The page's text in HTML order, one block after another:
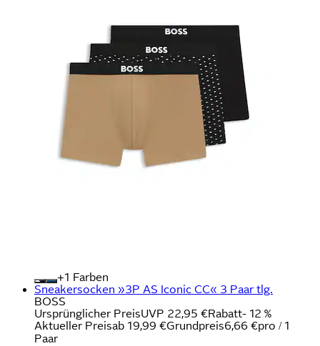
+
Farben
Sneakersocken »3P AS Iconic CC« 3 Paar tlg.
BOSS
Ursprünglicher PreisUVP 22,95 €Rabatt- 12 %
Aktueller Preisab 19,99 €Grundpreis6,66 €pro / 1
Paar